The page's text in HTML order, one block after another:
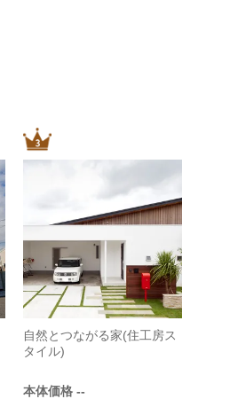
自然とつながる家(住工房ス
タイル)
本体価格 --